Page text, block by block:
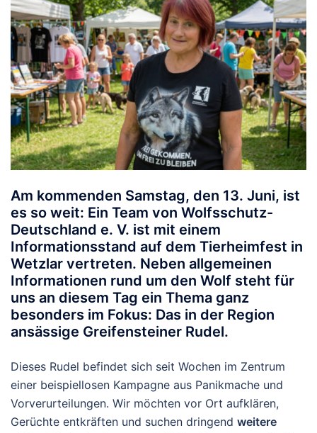
Am kommenden Samstag, den 13. Juni, ist
es so weit: Ein Team von Wolfsschutz-
Deutschland e. V. ist mit einem
Informationsstand auf dem Tierheimfest in
Wetzlar vertreten. Neben allgemeinen
Informationen rund um den Wolf steht für
uns an diesem Tag ein Thema ganz
besonders im Fokus: Das in der Region
ansässige Greifensteiner Rudel.
Dieses Rudel befindet sich seit Wochen im Zentrum
einer beispiellosen Kampagne aus Panikmache und
Vorverurteilungen. Wir möchten vor Ort aufklären,
Gerüchte entkräften und suchen dringend weitere